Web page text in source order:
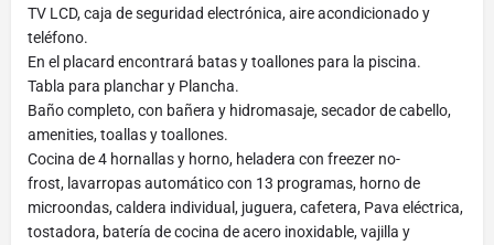
TV LCD, caja de seguridad electrónica, aire acondicionado y
teléfono.
En el placard encontrará batas y toallones para la piscina.
Tabla para planchar y Plancha.
Baño completo, con bañera y hidromasaje, secador de cabello,
amenities, toallas y toallones.
Cocina de 4 hornallas y horno, heladera con freezer no-
frost, lavarropas automático con 13 programas, horno de
microondas, caldera individual, juguera, cafetera, Pava eléctrica,
tostadora, batería de cocina de acero inoxidable, vajilla y